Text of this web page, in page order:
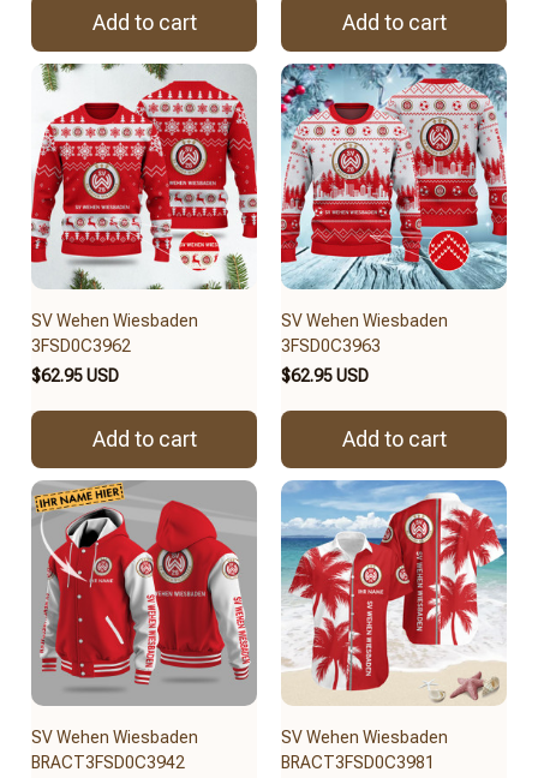
Add to cart Add to cart
SV Wehen Wiesbaden
3FSD0C3962
$62.95 USD
Add to cart
SV Wehen Wiesbaden
3FSD0C3963
$62.95 USD
Add to cart
SV Wehen Wiesbaden
BRACT3FSD0C3942
SV Wehen Wiesbaden
BRACT3FSD0C3981